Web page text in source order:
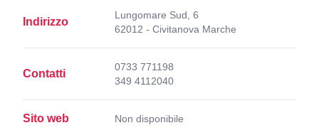
Indirizzo
Lungomare Sud, 6
62012 - Civitanova Marche
Contatti
0733 771198
349 4112040
Sito web Non disponibile